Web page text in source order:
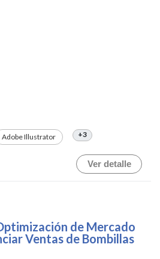
Adobe Illustrator +3
Ver detalle
de Mercado
Ventas de Bombillas